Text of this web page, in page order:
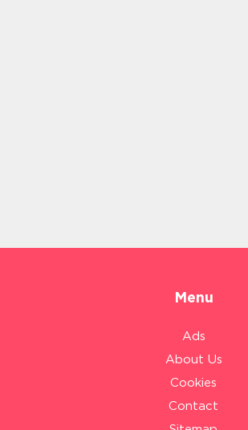
Menu
Ads
About Us
Cookies
Contact